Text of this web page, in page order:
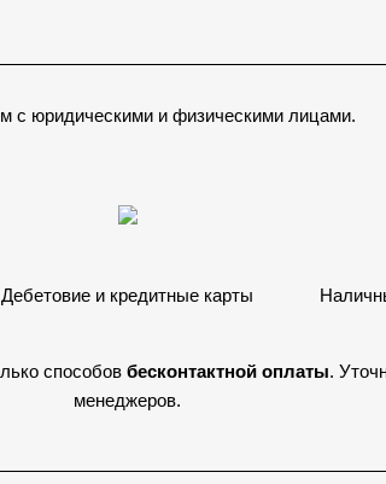
с юридическими и физическими лицами.
Дебетовие и кредитные карты
способов бесконтактной оплаты.
менеджеров.